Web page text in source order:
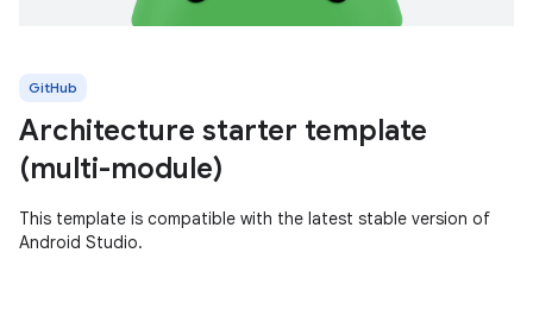
GitHub
Architecture starter template
(multi-module)
This template is compatible with the latest stable version of
Android Studio.